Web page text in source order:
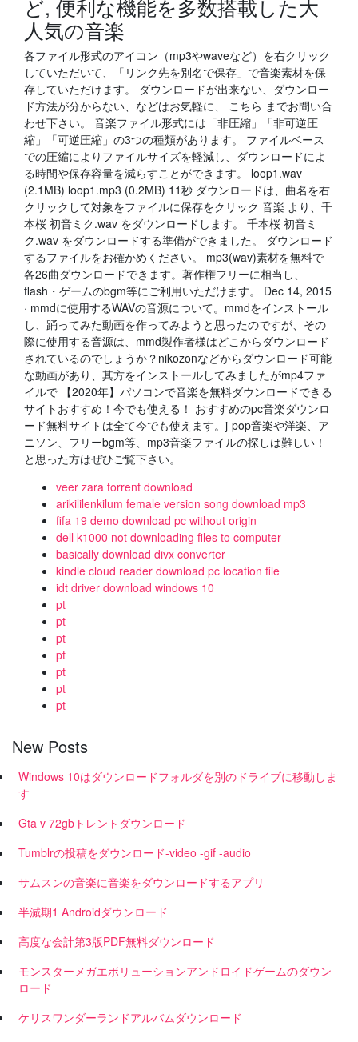
ど, 便利な機能を多数搭載した大
人気の音楽
各ファイル形式のアイコン（mp3やwaveなど）を右クリック
していただいて、「リンク先を別名で保存」で音楽素材を保
存していただけます。 ダウンロードが出来ない、ダウンロー
ド方法が分からない、などはお気軽に、 こちら までお問い合
わせ下さい。 音楽ファイル形式には「非圧縮」「非可逆圧
縮」「可逆圧縮」の3つの種類があります。 ファイルベース
での圧縮によりファイルサイズを軽減し、ダウンロードによ
る時間や保存容量を減らすことができます。 loop1.wav
(2.1MB) loop1.mp3 (0.2MB) 11秒 ダウンロードは、曲名を右
クリックして対象をファイルに保存をクリック 音楽 より、千
本桜 初音ミク.wav をダウンロードします。 千本桜 初音ミ
ク.wav をダウンロードする準備ができました。 ダウンロード
するファイルをお確かめください。 mp3(wav)素材を無料で
各26曲ダウンロードできます。著作権フリーに相当し、
flash・ゲームのbgm等にご利用いただけます。 Dec 14, 2015
· mmdに使用するWAVの音源について。mmdをインストール
し、踊ってみた動画を作ってみようと思ったのですが、その
際に使用する音源は、mmd製作者様はどこからダウンロード
されているのでしょうか？nikozonなどからダウンロード可能
な動画があり、其方をインストールしてみましたがmp4ファ
イルで 【2020年】パソコンで音楽を無料ダウンロードできる
サイトおすすめ！今でも使える！ おすすめのpc音楽ダウンロ
ード無料サイトは全て今でも使えます。j-pop音楽や洋楽、ア
ニソン、フリーbgm等、mp3音楽ファイルの探しは難しい！
と思った方はぜひご覧下さい。
veer zara torrent download
arikililenkilum female version song download mp3
fifa 19 demo download pc without origin
dell k1000 not downloading files to computer
basically download divx converter
kindle cloud reader download pc location file
idt driver download windows 10
pt
pt
pt
pt
pt
pt
pt
New Posts
Windows 10はダウンロードフォルダを別のドライブに移動しま
す
Gta v 72gbトレントダウンロード
Tumblrの投稿をダウンロード-video -gif -audio
サムスンの音楽に音楽をダウンロードするアプリ
半減期1 Androidダウンロード
高度な会計第3版PDF無料ダウンロード
モンスターメガエボリューションアンドロイドゲームのダウン
ロード
ケリスワンダーランドアルバムダウンロード